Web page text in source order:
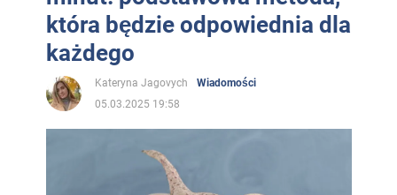
która będzie odpowiednia dla
każdego
Kateryna Jagovych
Wiadomości
05.03.2025 19:58